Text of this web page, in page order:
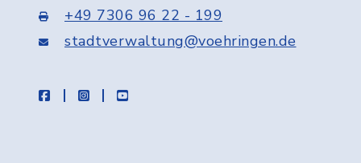
+49 7306 96 22 - 199
stadtverwaltung@voehringen.de
facebookinstagramyoutube